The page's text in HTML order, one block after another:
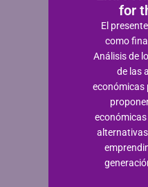
for
El
como
Análisis de
de las
económicas